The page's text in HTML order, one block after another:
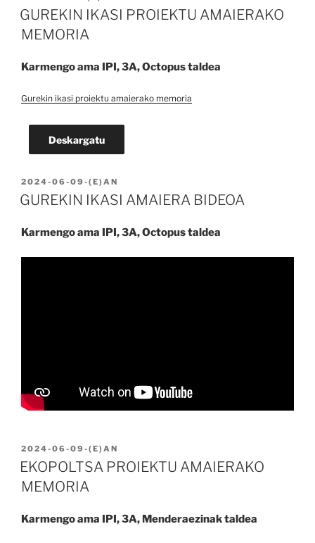
GUREKIN IKASI PROIEKTU AMAIERAKO
MEMORIA
Karmengo ama IPI, 3A, Octopus taldea
Gurekin ikasi proiektu amaierako memoria
Deskargatu
2024-06-09-(E)AN
GUREKIN IKASI AMAIERA BIDEOA
Karmengo ama IPI, 3A, Octopus taldea
2024-06-09-(E)AN
EKOPOLTSA PROIEKTU AMAIERAKO
MEMORIA
Karmengo ama IPI, 3A, Menderaezinak taldea